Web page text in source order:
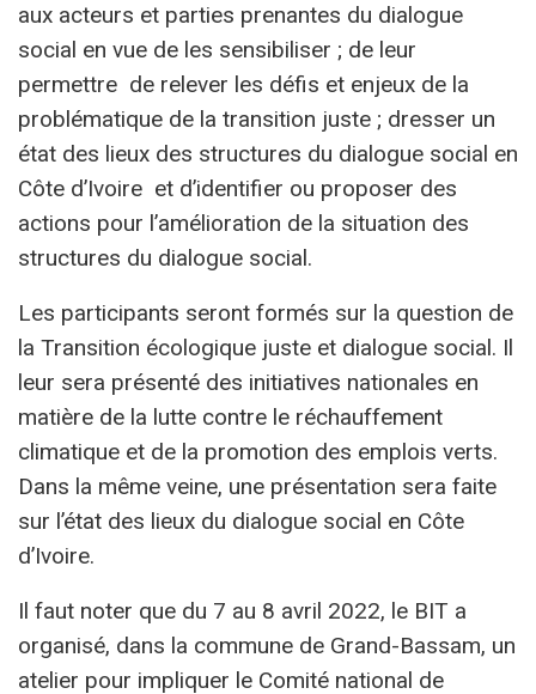
aux acteurs et parties prenantes du dialogue
social en vue de les sensibiliser ; de leur
permettre de relever les défis et enjeux de la
problématique de la transition juste ; dresser un
état des lieux des structures du dialogue social en
Côte d’Ivoire et d’identifier ou proposer des
actions pour l’amélioration de la situation des
structures du dialogue social.
Les participants seront formés sur la question de
la Transition écologique juste et dialogue social. Il
leur sera présenté des initiatives nationales en
matière de la lutte contre le réchauffement
climatique et de la promotion des emplois verts.
Dans la même veine, une présentation sera faite
sur l’état des lieux du dialogue social en Côte
d’Ivoire.
Il faut noter que du 7 au 8 avril 2022, le BIT a
organisé, dans la commune de Grand-Bassam, un
atelier pour impliquer le Comité national de